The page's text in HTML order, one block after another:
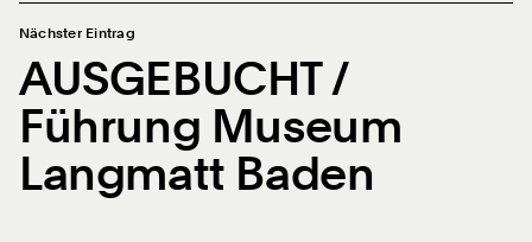
Nächster Eintrag
AUSGEBUCHT /
Führung Museum
Langmatt Baden